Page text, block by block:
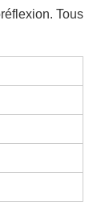
Tous